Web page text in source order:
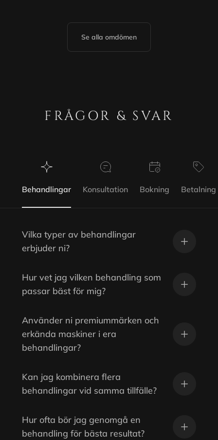
Se alla omdömen
FRÅGOR & SVAR
Behandlingar Konsultation Bokning Betalning
Vilka typer av behandlingar
erbjuder ni?
Hur vet jag vilken behandling som
passar bäst för mig?
Använder ni premiummärken och
erkända maskiner i era
behandlingar?
Kan jag kombinera flera
behandlingar vid samma tillfälle?
Hur ofta bör jag genomgå en
behandling för bästa resultat?